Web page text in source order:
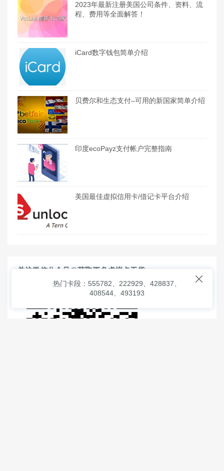
2023年最新注册美国公司条件、资料、流
程、费用等全面解答！
iCard数字钱包简单介绍
贝费尔和生态支付–可用的新国家简单介绍
印度ecoPayz支付帐户完整指南
美国最佳虚拟信用卡/借记卡平台介绍
关注微信公众号@获取更多虚拟卡干货

热门卡段：555782、222929、428837、
408544、493193